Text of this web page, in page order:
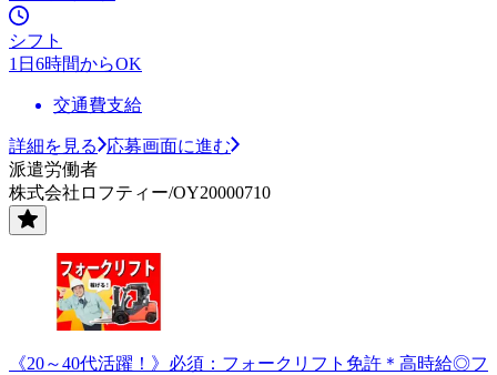
シフト
1日6時間からOK
交通費支給
詳細を見る
応募画面に進む
派遣労働者
株式会社ロフティー/OY20000710
《20～40代活躍！》必須：フォークリフト免許＊高時給◎フ